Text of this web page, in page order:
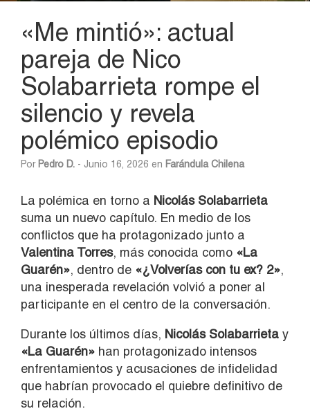
«Me mintió»: actual
pareja de Nico
Solabarrieta rompe el
silencio y revela
polémico episodio
Por Pedro D. - Junio 16, 2026 en Farándula Chilena
La polémica en torno a Nicolás Solabarrieta
suma un nuevo capítulo. En medio de los
conflictos que ha protagonizado junto a
Valentina Torres, más conocida como «La
Guarén», dentro de «¿Volverías con tu ex? 2»,
una inesperada revelación volvió a poner al
participante en el centro de la conversación.
Durante los últimos días, Nicolás Solabarrieta y
«La Guarén» han protagonizado intensos
enfrentamientos y acusaciones de infidelidad
que habrían provocado el quiebre definitivo de
su relación.